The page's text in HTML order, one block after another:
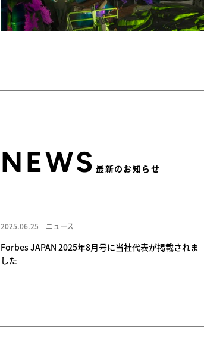
NEWS最新のお知らせ
2025.06.25 ニュース
Forbes JAPAN 2025年8月号に当社代表が掲載されま
した